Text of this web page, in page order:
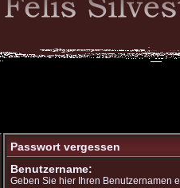
Passwort vergessen
Benutzername:
Geben Sie hier Ihren Benutzernamen